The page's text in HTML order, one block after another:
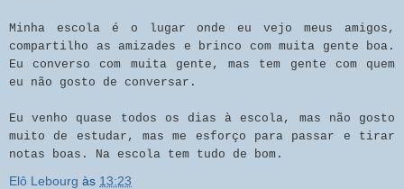
Minha escola é o lugar onde eu vejo meus amigos,
compartilho as amizades e brinco com muita gente boa.
Eu converso com muita gente, mas tem gente com quem
eu não gosto de conversar.
Eu venho quase todos os dias à escola, mas não gosto
muito de estudar, mas me esforço para passar e tirar
notas boas. Na escola tem tudo de bom.
Elô Lebourg às 13:23